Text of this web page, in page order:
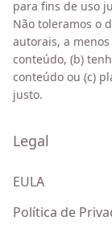
para fins de uso
Não toleramos o
autorais, a
conteúdo, (b)
conteúdo ou (c)
justo.
Legal
EULA
Política de